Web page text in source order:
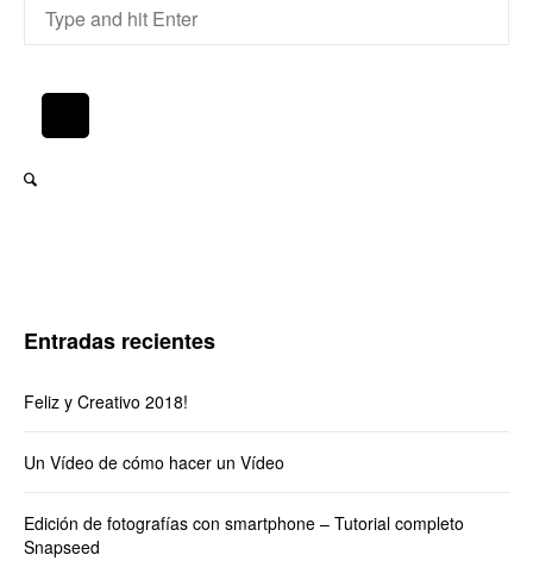
Entradas recientes
Feliz y Creativo 2018!
Un Vídeo de cómo hacer un Vídeo
Edición de fotografías con smartphone – Tutorial completo
Snapseed